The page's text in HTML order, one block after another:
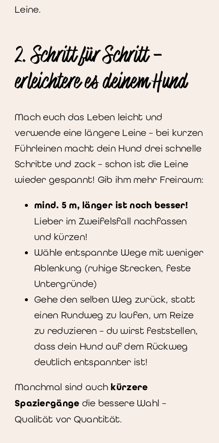
Leine.
2. Schritt für Schritt –
erleichtere es deinem Hund
Mach euch das Leben leicht und
verwende eine längere Leine – bei kurzen
Führleinen macht dein Hund drei schnelle
Schritte und zack – schon ist die Leine
wieder gespannt! Gib ihm mehr Freiraum:
mind. 5 m, länger ist noch besser!
Lieber im Zweifelsfall nachfassen
und kürzen!
Wähle entspannte Wege mit weniger
Ablenkung (ruhige Strecken, feste
Untergründe)
Gehe den selben Weg zurück, statt
einen Rundweg zu laufen, um Reize
zu reduzieren – du wirst feststellen,
dass dein Hund auf dem Rückweg
deutlich entspannter ist!
Manchmal sind auch kürzere
Spaziergänge die bessere Wahl –
Qualität vor Quantität.